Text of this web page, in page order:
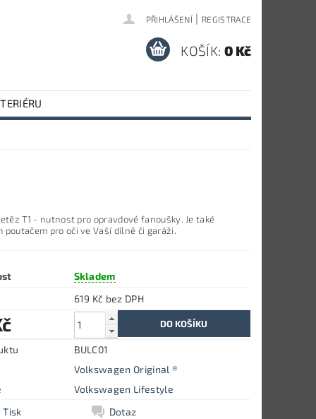
PŘIHLÁŠENÍ | REGISTRACE
KOŠÍK: 0 Kč
T1 - nutnost pro opravdové fanoušky. Je také
poutačem pro oči ve Vaší dílně či garáži.
Skladem
619 Kč bez DPH
BULC01
Volkswagen Original ®
Volkswagen Lifestyle
Tisk
Dotaz